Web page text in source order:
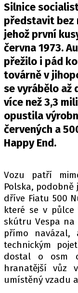
Máte
Silnice
představit bez
jehož první
června 1973.
přežilo i pád
továrně v
se vyrábělo až
více než 3,3
opustila
červených a
Happy End.
Vozu patří
Polska,
dříve Fiatu 500
které se v
skútru Vespa na
přímo
technickým
dostal o osm
hranatější vůz
umístěný vzadu